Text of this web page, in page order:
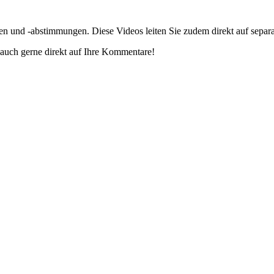
und -abstimmungen. Diese Videos leiten Sie zudem direkt auf
gerne direkt auf Ihre Kommentare!